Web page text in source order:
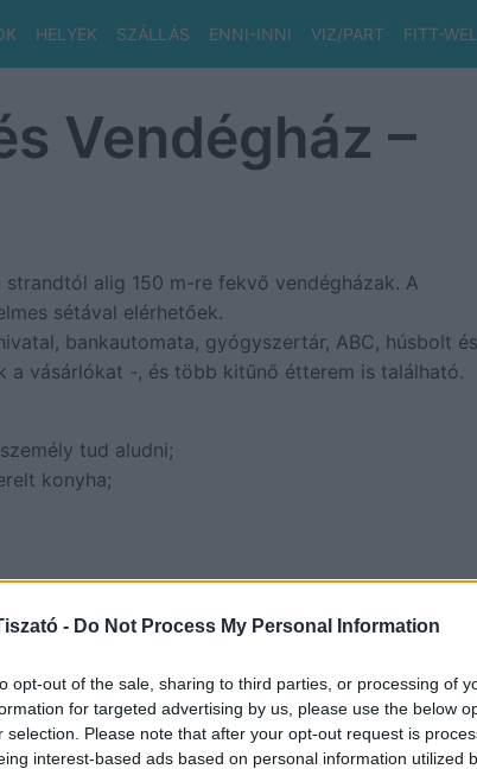
- Do Not Process My Personal Information
opt-out of the sale, sharing to third parties, or processing of
for targeted advertising by us, please use the below
selection. Please note that after your opt-out request is
interest-based ads based on personal information utilized
HELYEK SZÁLLÁS ENNI-INNI VIZ/PART FITT-
Vendégház –
alig 150 m-re fekvő vendégházak. A
sétával elérhetőek.
bankautomata, gyógyszertár, ABC, húsbolt és
a vásárlókat -, és több kitűnő étterem is található.
tud aludni;
konyha;
franciaágyon és egy pótágyon;
konyha.
áll rendelkezésére;
a tulajdonosok nem laknak az